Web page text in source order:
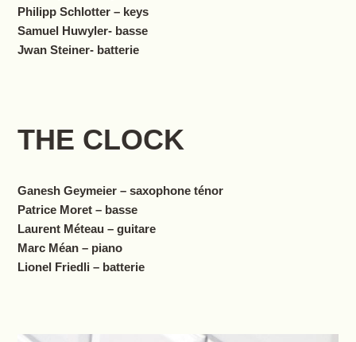
Philipp Schlotter – keys
Samuel Huwyler- basse
Jwan Steiner- batterie
THE CLOCK
Ganesh Geymeier – saxophone ténor
Patrice Moret – basse
Laurent Méteau – guitare
Marc Méan – piano
Lionel Friedli – batterie